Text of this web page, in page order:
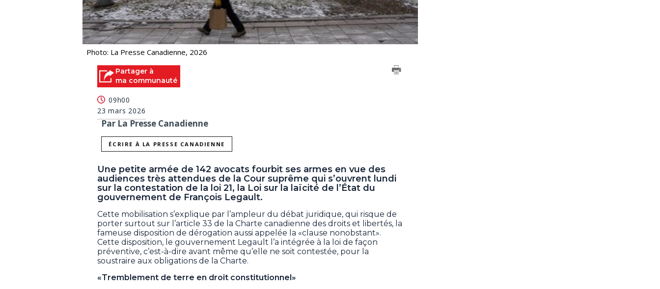
Photo: La Presse Canadienne, 2026
Partager à
ma communauté
09h00
23 mars 2026
Par La Presse Canadienne
ÉCRIRE À LA PRESSE CANADIENNE
Une petite armée de 142 avocats fourbit ses armes en vue des
audiences très attendues de la Cour suprême qui s’ouvrent lundi
sur la contestation de la loi 21, la Loi sur la laïcité de l’État du
gouvernement de François Legault.
Cette mobilisation s’explique par l’ampleur du débat juridique, qui risque de
porter surtout sur l’article 33 de la Charte canadienne des droits et libertés, la
fameuse disposition de dérogation aussi appelée la «clause nonobstant».
Cette disposition, le gouvernement Legault l’a intégrée à la loi de façon
préventive, c’est-à-dire avant même qu’elle ne soit contestée, pour la
soustraire aux obligations de la Charte.
«Tremblement de terre en droit constitutionnel»